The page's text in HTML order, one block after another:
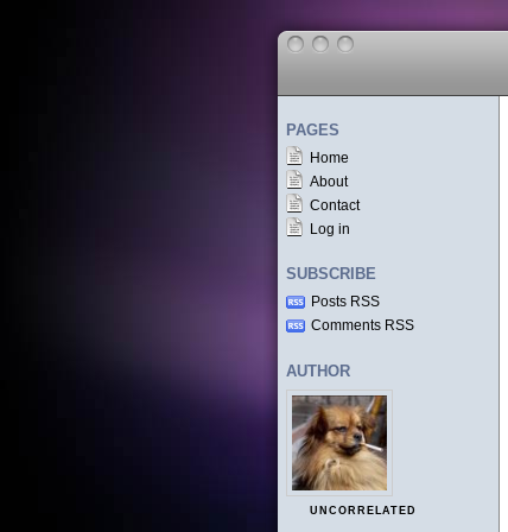
PAGES
Home
About
Contact
Log in
SUBSCRIBE
Posts RSS
Comments RSS
AUTHOR
UNCORRELATED